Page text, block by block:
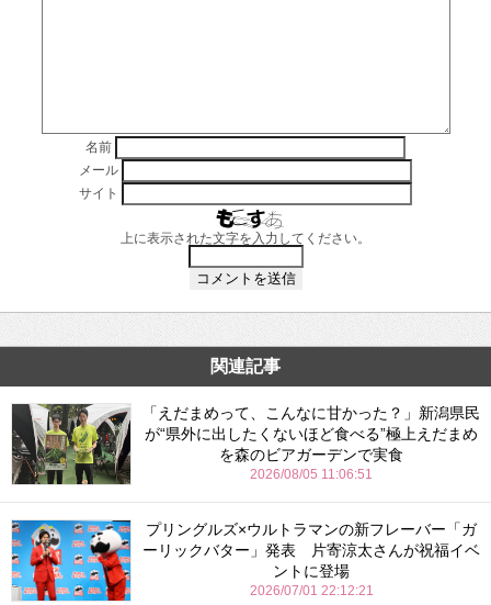
名前
メール
サイト
上に表示された文字を入力してください。
関連記事
「えだまめって、こんなに甘かった？」新潟県民
が“県外に出したくないほど食べる”極上えだまめ
を森のビアガーデンで実食
2026/08/05 11:06:51
プリングルズ×ウルトラマンの新フレーバー「ガ
ーリックバター」発表 片寄涼太さんが祝福イベ
ントに登場
2026/07/01 22:12:21